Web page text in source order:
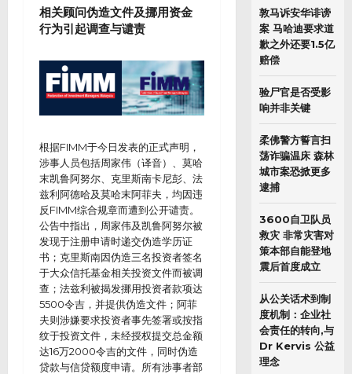
相关顾问伪造文件及挪用资金
行为引起调查与谴责
根据FIMM于今日发表的正式声明，
涉事人员包括周家伟（译音）、莫哈
末凯鲁阿努尔、克里斯南卡尼彭、法
兹利阿德哈及莫哈末阿菲夫，均因违
反FIMM综合规章而遭到公开谴责。
公告中指出，周家伟及凯鲁阿努尔被
发现于注册申请时递交伪造学历证
书；克里斯南因伪造三名投资者签名
于大众信托基金相关投资文件而被调
查；法兹利被揭发挪用投资者款项达
5500令吉，并提供伪造文件；阿菲
夫则涉嫌要求投资者事先签署或按指
纹于投资文件，未经授权提交总金额
达16万2000令吉的文件，同时伪造
贷款与信贷额度申请。所有涉事者部
敦马诉安华诽谤
案 马哈迪要求道
歉之外还要1.5亿
赔偿
验尸官是否受影
响并非关键
柔佛警方誓言扫
荡诈骗温床 森林
城市案恐掀更多
逮捕
3600自卫队员
救灾 非常灾害对
策本部自能登地
震后首度成立
从公关话术到制
度机制：企业社
会责任的转向,与
Dr Kervis 公益
理念